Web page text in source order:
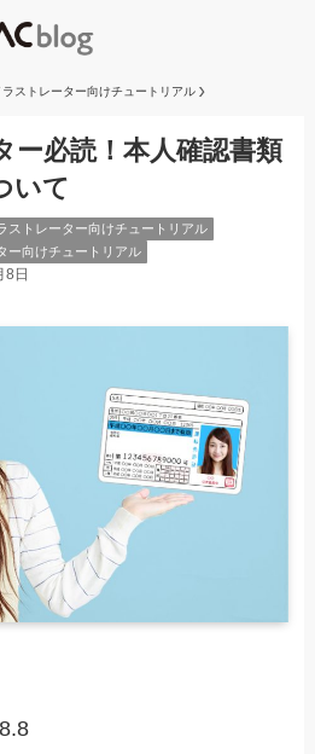
ラストレーター向けチュートリアル
ー必読！本人確認書類
いて
ストレーター向けチュートリアル
ー向けチュートリアル
8日